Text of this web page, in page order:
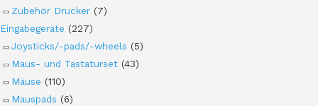
Zubehör Drucker (7)
Eingabegeräte (227)
Joysticks/-pads/-wheels (5)
Maus- und Tastaturset (43)
Mäuse (110)
Mauspads (6)